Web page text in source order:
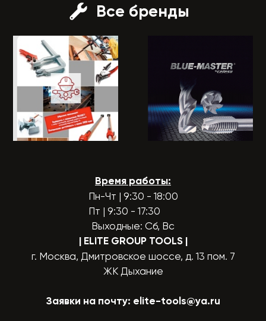
Все бренды
Время работы:
Пн-Чт | 9:30 - 18:00
Пт | 9:30 - 17:30
Выходные: Сб, Вс
| ELITE GROUP TOOLS |
г. Москва, Дмитровское шоссе, д. 13 пом. 7
ЖК Дыхание
Заявки на почту: elite-tools@ya.ru